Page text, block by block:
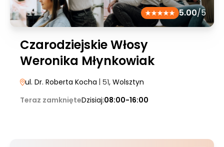
5.00/5
Czarodziejskie Włosy
Weronika Młynkowiak
ul. Dr. Roberta Kocha | 51, Wolsztyn
Teraz zamknięteDzisiaj:08:00-16:00